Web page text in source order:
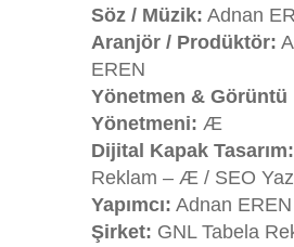
Söz / Müzik: Adnan
Aranjör / Prodüktör:
EREN
Yönetmen & Görüntü
Yönetmeni: Æ
Dijital Kapak Tasarım:
Reklam – Æ / SEO
Yapımcı: Adnan EREN
Şirket: GNL Tabela